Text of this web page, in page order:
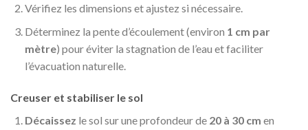
Vérifiez les dimensions et ajustez si nécessaire.
Déterminez la pente d’écoulement (environ 1 cm par
mètre) pour éviter la stagnation de l’eau et faciliter
l’évacuation naturelle.
Creuser et stabiliser le sol
Décaissez le sol sur une profondeur de 20 à 30 cm en